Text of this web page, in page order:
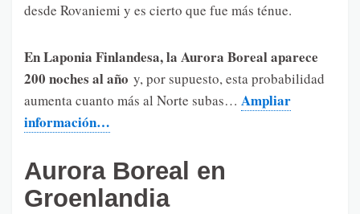
desde Rovaniemi y es cierto que fue más ténue.
En Laponia Finlandesa, la Aurora Boreal aparece
200 noches al año y, por supuesto, esta probabilidad
aumenta cuanto más al Norte subas… Ampliar
información…
Aurora Boreal en
Groenlandia